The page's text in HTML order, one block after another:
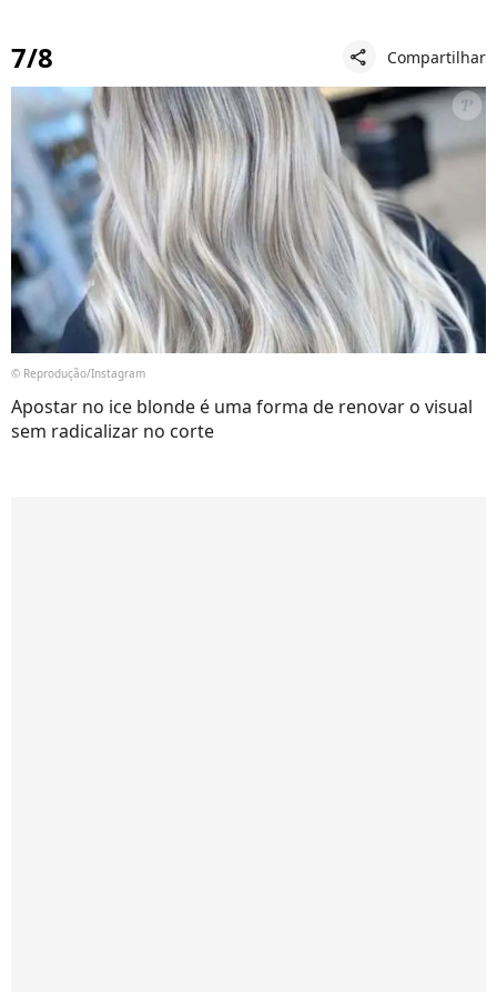
7/8 share Compartilhar
© Reprodução/Instagram
Apostar no ice blonde é uma forma de renovar o visual
sem radicalizar no corte